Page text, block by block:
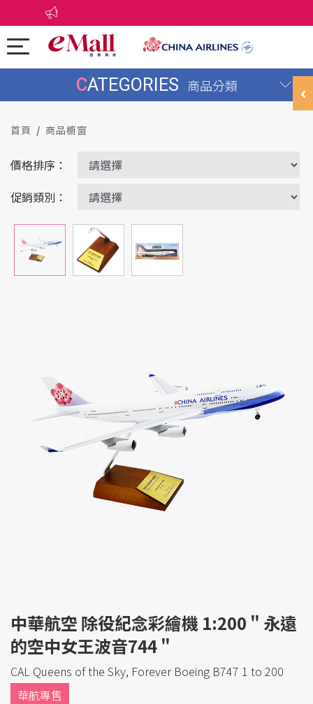
CATEGORIES 商品分類
首頁 商品櫥窗
價格排序：
促銷類別：
中華航空 除役紀念彩繪機 1:200 " 永遠
的空中女王波音744 "
CAL Queens of the Sky, Forever Boeing B747 1 to 200
華航專售